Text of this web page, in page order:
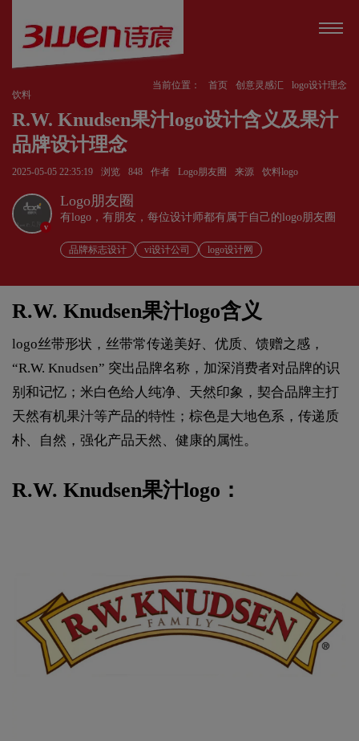
当前位置： 首页 创意灵感汇
logo设计理念
饮料
R.W. Knudsen果汁logo设计含义及果汁
品牌设计理念
2025-05-05 22:35:19 浏览 848 作者 Logo朋友圈 来源 饮料logo
v
Logo朋友圈
有logo，有朋友，每位设计师都有属于自己的logo朋友圈
品牌标志设计 vi设计公司 logo设计网
R.W. Knudsen果汁logo含义
logo丝带形状，丝带常传递美好、优质、馈赠之感，
“R.W. Knudsen” 突出品牌名称，加深消费者对品牌的识
别和记忆；米白色给人纯净、天然印象，契合品牌主打
天然有机果汁等产品的特性；棕色是大地色系，传递质
朴、自然，强化产品天然、健康的属性。
R.W. Knudsen果汁logo：